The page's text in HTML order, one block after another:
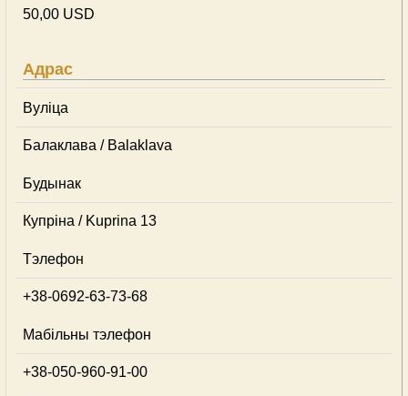
50,00 USD
Адрас
Вуліца
Балаклава / Balaklava
Будынак
Купріна / Kuprina 13
Тэлефон
+38-0692-63-73-68
Мабільны тэлефон
+38-050-960-91-00